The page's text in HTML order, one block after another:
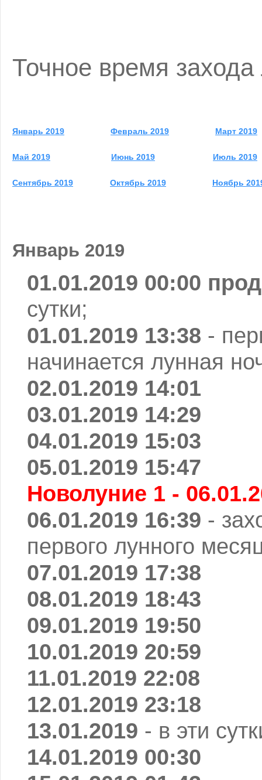
Точное время
Январь 2019 Февраль 2019 Март 2019
Май 2019 Июнь 2019 Июль 2019
Сентябрь 2019 Октябрь 2019 Ноябрь
Январь 2019
01.01.2019 00:00
сутки;
01.01.2019 13:38 -
начинается лунная
02.01.2019 14:01
03.01.2019 14:29
04.01.2019 15:03
05.01.2019 15:47
Новолуние 1 -
06.01.2019 16:39 -
первого лунного
07.01.2019 17:38
08.01.2019 18:43
09.01.2019 19:50
10.01.2019 20:59
11.01.2019 22:08
12.01.2019 23:18
13.01.2019 - в эти
14.01.2019 00:30